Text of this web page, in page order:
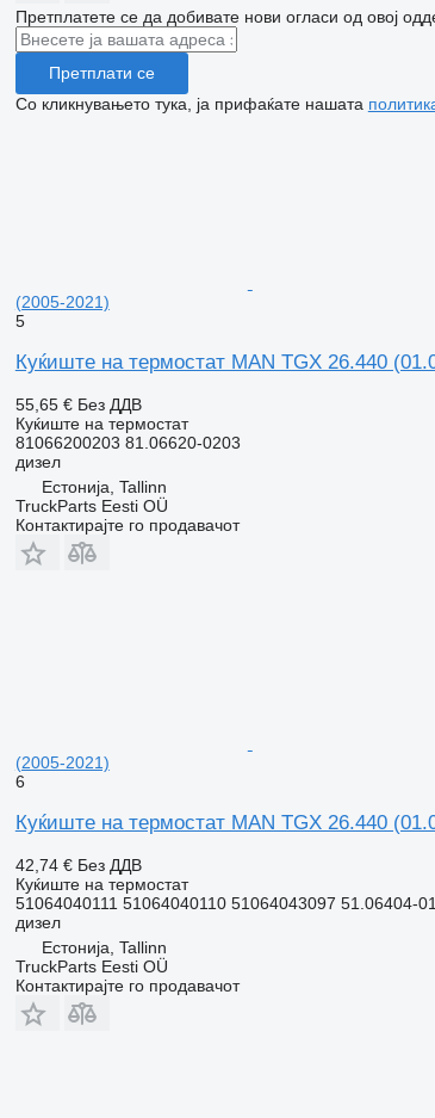
Претплатете се да добивате нови огласи од овој
Претплати се
Со кликнувањето тука, ја прифаќате нашата
(2005-2021)
5
Куќиште на термостат MAN TGX 26.440
55,65 € Без ДДВ
Куќиште на термостат
81066200203 81.06620-0203
дизел
Естонија, Tallinn
TruckParts Eesti OÜ
Контактирајте го продавачот
(2005-2021)
6
Куќиште на термостат MAN TGX 26.440
42,74 € Без ДДВ
Куќиште на термостат
51064040111 51064040110 51064043097 51.06404-
дизел
Естонија, Tallinn
TruckParts Eesti OÜ
Контактирајте го продавачот